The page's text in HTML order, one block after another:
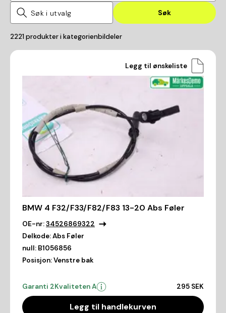
Søk
2221produkter i kategorienbildeler
Legg til ønskeliste
BMW 4 F32/F33/F82/F83 13-20 Abs Føler
OE-nr:34526869322
Delkode:Abs Føler
null: B1056856
Posisjon:Venstre bak
Garanti 2Kvaliteten A 295 SEK
Legg til handlekurven